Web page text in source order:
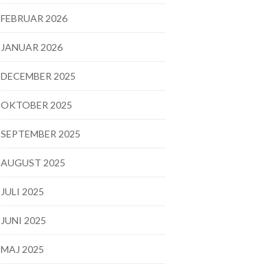
FEBRUAR 2026
JANUAR 2026
DECEMBER 2025
OKTOBER 2025
SEPTEMBER 2025
AUGUST 2025
JULI 2025
JUNI 2025
MAJ 2025